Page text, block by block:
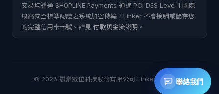
交易均透過 SHOPLINE Payments 通過 PCI DSS Level 1 國際
最高安全標準認證之系統加密傳輸，Linker 不會接觸或儲存您
的完整信用卡卡號。詳見付款與金流說明 。
© 2026 震豪數位科技股份有限公司 Linker. 版權所有.聯絡我們